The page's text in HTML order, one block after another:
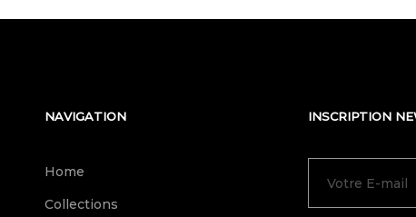
NAVIGATION
Home
Collections
INSCRIPTION